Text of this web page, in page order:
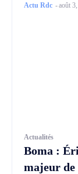
Actu Rdc -août
Actualités
Boma :
majeur